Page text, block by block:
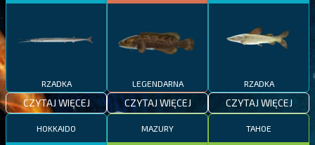
RZADKA
CZYTAJ WIĘCEJ
LEGENDARNA
CZYTAJ WIĘCEJ
RZADKA
CZYTAJ WIĘCEJ
HOKKAIDO MAZURY TAHOE